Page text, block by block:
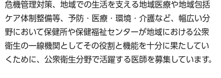
危機管理対策、地域での生活を支える地域医療や地域包括
ケア体制整備等、予防・医療・環境・介護など、幅広い分
野において保健所や保健福祉センターが地域における公衆
衛生の一線機関としてその役割と機能を十分に果たしてい
くために、公衆衛生分野で活躍する医師を募集しています。